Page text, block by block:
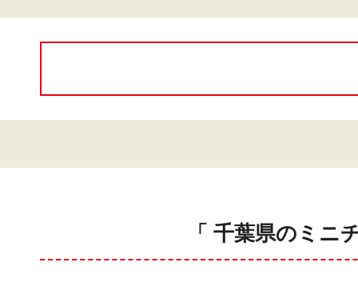
「 千葉県のミニ